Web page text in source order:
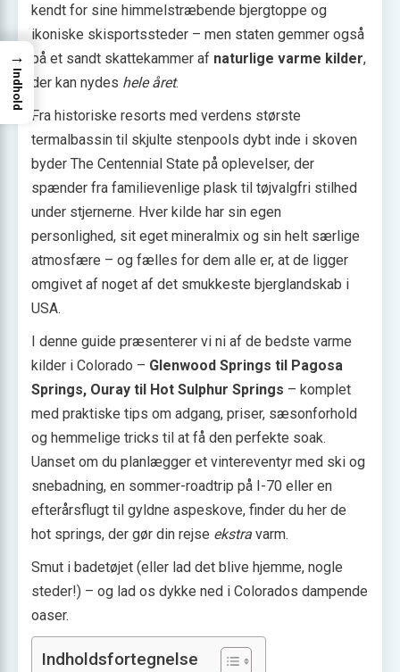
kendt for sine himmelstræbende bjergtoppe og
ikoniske skisportssteder – men staten gemmer også
på et sandt skattekammer af naturlige varme kilder,
der kan nydes hele året.
Fra historiske resorts med verdens største
termalbassin til skjulte stenpools dybt inde i skoven
byder The Centennial State på oplevelser, der
spænder fra familievenlige plask til tøjvalgfri stilhed
under stjernerne. Hver kilde har sin egen
personlighed, sit eget mineral­mix og sin helt særlige
atmosfære – og fælles for dem alle er, at de ligger
omgivet af noget af det smukkeste bjerglandskab i
USA.
I denne guide præsenterer vi ni af de bedste varme
kilder i Colorado – Glenwood Springs til Pagosa
Springs, Ouray til Hot Sulphur Springs – komplet
med praktiske tips om adgang, priser, sæsonforhold
og hemmelige tricks til at få den perfekte soak.
Uanset om du planlægger et vintereventyr med ski og
snebadning, en sommer-roadtrip på I-70 eller en
efterårsflugt til gyldne aspeskove, finder du her de
hot springs, der gør din rejse ekstra varm.
Smut i badetøjet (eller lad det blive hjemme, nogle
steder!) – og lad os dykke ned i Colorados dampende
oaser.
Indholdsfortegnelse
→
Indhold